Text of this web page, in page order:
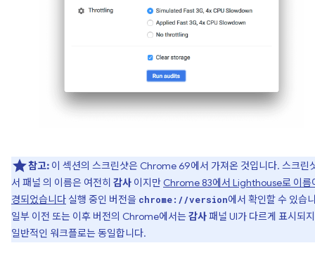
참고: 이 섹션의 스크린샷은 Chrome 69에서 가져온 것입니다. 스크린
서 패널 의 이름은 여전히 감사 이지만 Chrome 83에서 Lighthouse로 이름
경되었습니다 실행 중인 버전을 chrome://version에서 확인할 수 있습
일부 이전 또는 이후 버전의 Chrome에서는감사패널 UI가 다르게 표시되
일반적인 워크플로는 동일합니다.